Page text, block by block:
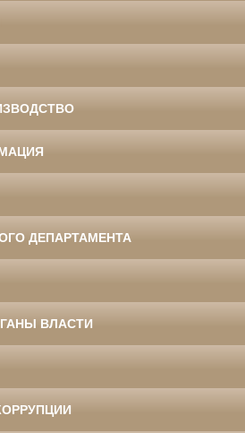
ДЕПАРТАМЕНТА
ВЛАСТИ